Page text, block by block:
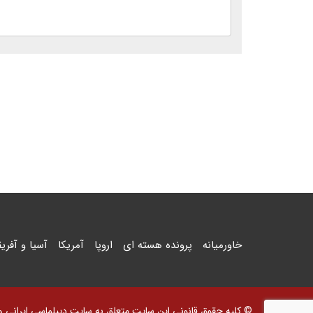
خاورمیانه پرونده هسته ای اروپا آمریکا آسیا و